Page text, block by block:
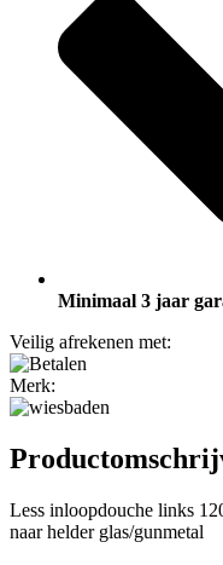
Minimaal 3 jaar
Veilig afrekenen met:
Merk:
Less inloopdouche links
naar helder glas/gunmetal